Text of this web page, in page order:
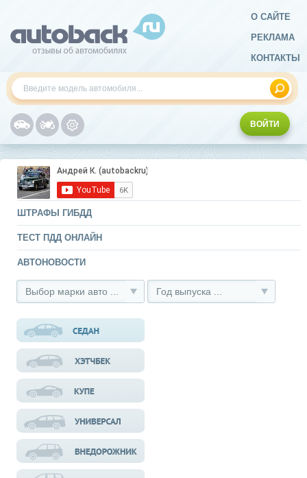
О САЙТЕ
РЕКЛАМА
КОНТАКТЫ
ВОЙТИ
ШТРАФЫ ГИБДД
ТЕСТ ПДД ОНЛАЙН
АВТОНОВОСТИ
Выбор марки авто ... Год выпуска ...